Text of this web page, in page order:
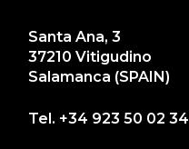
Santa Ana, 3
37210 Vitigudino
Salamanca (SPAIN)
Tel. +34 923 50 02 34